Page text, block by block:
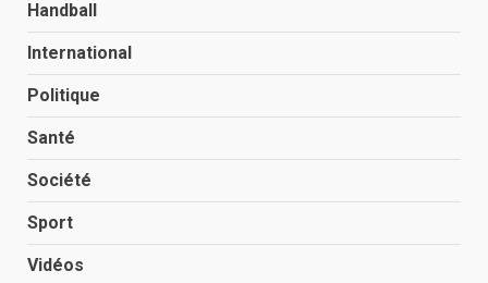
Handball
International
Politique
Santé
Société
Sport
Vidéos